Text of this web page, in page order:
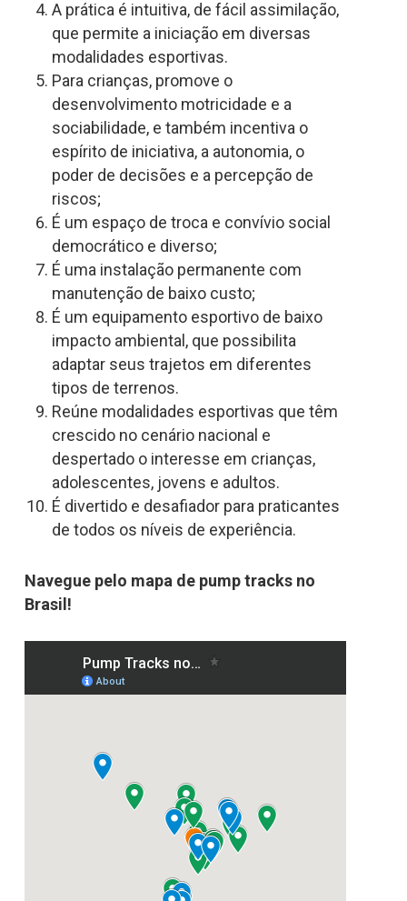
A prática é intuitiva, de fácil assimilação,
que permite a iniciação em diversas
modalidades esportivas.
Para crianças, promove o
desenvolvimento motricidade e a
sociabilidade, e também incentiva o
espírito de iniciativa, a autonomia, o
poder de decisões e a percepção de
riscos;
É um espaço de troca e convívio social
democrático e diverso;
É uma instalação permanente com
manutenção de baixo custo;
É um equipamento esportivo de baixo
impacto ambiental, que possibilita
adaptar seus trajetos em diferentes
tipos de terrenos.
Reúne modalidades esportivas que têm
crescido no cenário nacional e
despertado o interesse em crianças,
adolescentes, jovens e adultos.
É divertido e desafiador para praticantes
de todos os níveis de experiência.
Navegue pelo mapa de pump tracks no
Brasil!